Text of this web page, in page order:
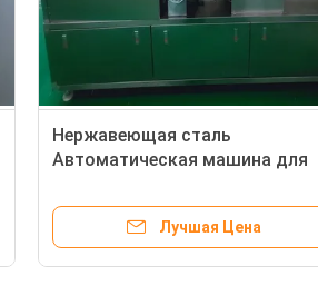
Нержавеющая сталь
Автоматическая машина для
природа цвет 100 вытираний в
Лучшая Цена